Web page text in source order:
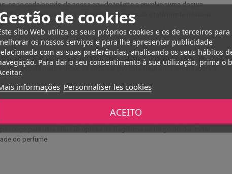
de cookies
sítio Web utiliza os seus próprios cookies e os de terceiros para
os nossos serviços e para lhe apresentar publicidade
com as suas preferências, analisando os seus hábitos
Para dar o seu consentimento à sua utilização, prima o
informações Personnaliser les cookies
ACEITO
onde cada borrifo da nossa eau de toilette a envolve numa doçura
flor de tiaré deixá-la-á profundamente tranquila e totalmente relaxada.
de toilette. Cada componente foi cuidadosamente selecionado para criar
e lhe oferecerá uma experiência olfactiva única.
água de toilette natural, com os seus aromas florais exóticos, sensuais
espere mais e deixe-se encantar por esta fragrância encantadora e
para uma difusão óptima da fragrância ao longo do dia. Evitar
do perfume.